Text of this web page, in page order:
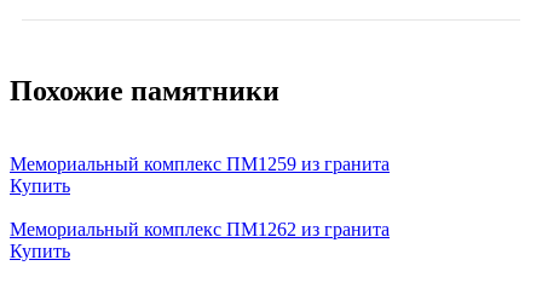
Похожие памятники
Мемориальный комплекс ПМ1259 из гранита
Купить
Мемориальный комплекс ПМ1262 из гранита
Купить